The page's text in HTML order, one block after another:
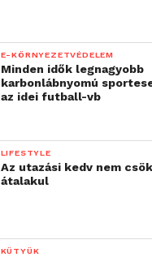
E-KÖRNYEZETVÉDELEM
Minden idők legnagyobb
karbonlábnyomú
az idei futball-vb
LIFESTYLE
Az utazási kedv nem
átalakul
KÜTYÜK